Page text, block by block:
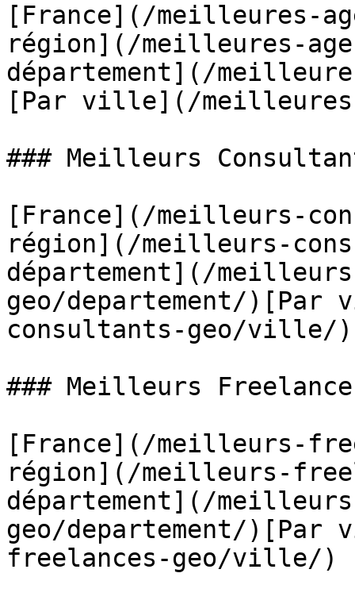
[France](/meilleures-
région](/meilleures-
département](/
[Par ville](/
### Meilleurs
[France](/meilleurs-
région](/meilleurs-
département](/
geo/departement/
consultants-geo/ville/)
### Meilleurs
[France](/meilleurs-
région](/meilleurs-
département](/
geo/departement/
freelances-geo/ville/)